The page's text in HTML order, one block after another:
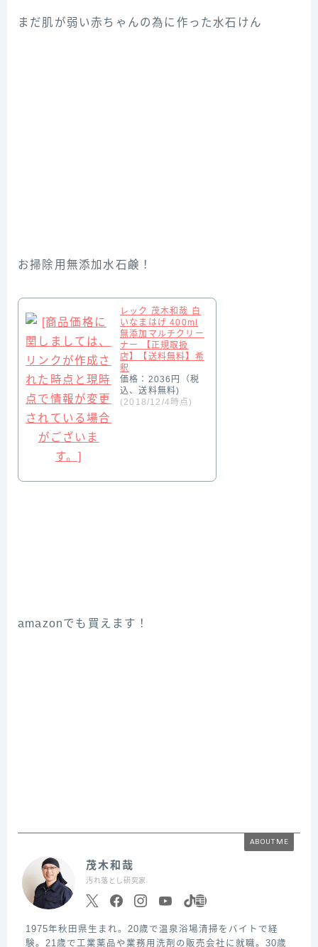
まだ肌が弱い赤ちゃんの為に作った水石けん
お掃除用無添加水石鹸！
レック 茂木和哉 白
いなまはげ 400ml
無添加マルチクリー
ナー 【正規取扱
店】【送料無料】希
釈
価格：2036円（税
込、送料無料)
(2018/12/4時点)
amazonでも買えます！
ABOUT ME
茂木和哉
汚れ落とし研究家
1975年秋田県生まれ。20歳で温泉浴場清掃をバイトで経
験。21歳で工業薬品や業務用洗剤の販売会社に就職。30歳